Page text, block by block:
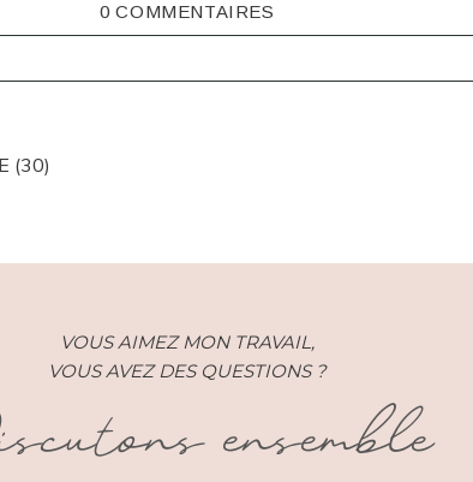
0 COMMENTAIRES
(30)
VOUS AIMEZ MON TRAVAIL,
VOUS AVEZ DES QUESTIONS ?
ensemble